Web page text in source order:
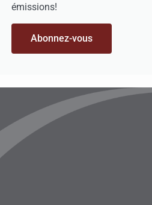
émissions!
Abonnez-vous